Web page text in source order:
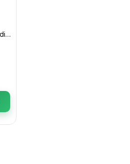
Carte Mapa animale din tinut PD4287